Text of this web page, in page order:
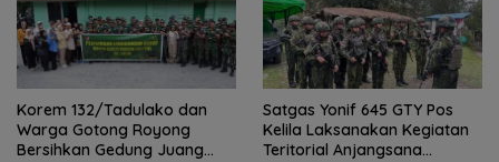
Korem 132/Tadulako dan
Warga Gotong Royong
Bersihkan Gedung Juang
Satgas Yonif 645 GTY Pos
Kelila Laksanakan Kegiatan
Teritorial Anjangsana